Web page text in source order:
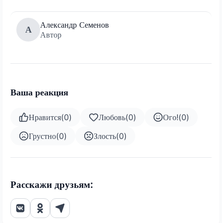
А
Александр Семенов
Автор
Ваша реакция
Нравится(0) Любовь(0) Ого!(0)
Грустно(0) Злость(0)
Расскажи друзьям: